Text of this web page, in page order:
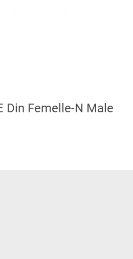
Din Femelle-N Male